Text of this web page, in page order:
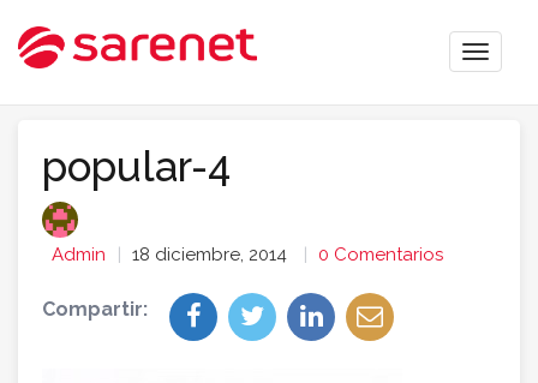
Toggle
popular-4
Admin 18 diciembre, 2014 0 Comentarios
Compartir: